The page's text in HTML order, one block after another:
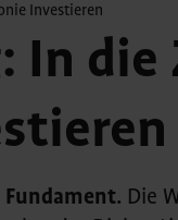
Investieren
In
Die